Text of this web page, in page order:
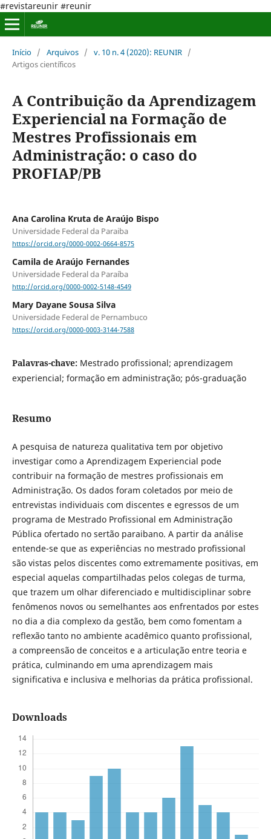
#revistareunir #reunir
Início / Arquivos / v. 10 n. 4 (2020): REUNIR /
Artigos científicos
A Contribuição da Aprendizagem
Experiencial na Formação de
Mestres Profissionais em
Administração: o caso do
PROFIAP/PB
Ana Carolina Kruta de Araújo Bispo
Universidade Federal da Paraiba
https://orcid.org/0000-0002-0664-8575
Camila de Araújo Fernandes
Universidade Federal da Paraíba
http://orcid.org/0000-0002-5148-4549
Mary Dayane Sousa Silva
Universidade Federal de Pernambuco
https://orcid.org/0000-0003-3144-7588
Palavras-chave: Mestrado profissional; aprendizagem
experiencial; formação em administração; pós-graduação
Resumo
A pesquisa de natureza qualitativa tem por objetivo
investigar como a Aprendizagem Experiencial pode
contribuir na formação de mestres profissionais em
Administração. Os dados foram coletados por meio de
entrevistas individuais com discentes e egressos de um
programa de Mestrado Profissional em Administração
Pública ofertado no sertão paraibano. A partir da análise
entende-se que as experiências no mestrado profissional
são vistas pelos discentes como extremamente positivas, em
especial aquelas compartilhadas pelos colegas de turma,
que trazem um olhar diferenciado e multidisciplinar sobre
fenômenos novos ou semelhantes aos enfrentados por estes
no dia a dia complexo da gestão, bem como fomentam a
reflexão tanto no ambiente acadêmico quanto profissional,
a compreensão de conceitos e a articulação entre teoria e
prática, culminando em uma aprendizagem mais
significativa e inclusiva e melhorias da prática profissional.
Downloads